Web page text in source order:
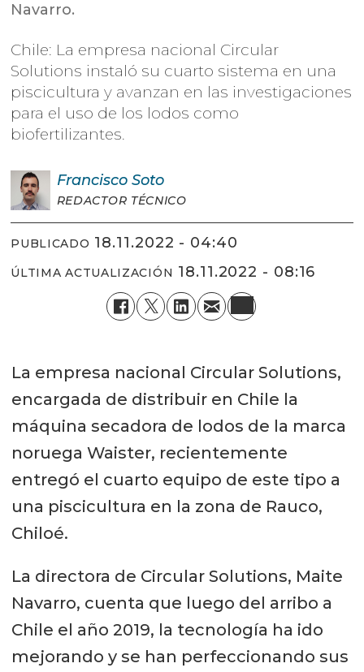
Navarro.
Chile: La empresa nacional Circular
Solutions instaló su cuarto sistema en una
piscicultura y avanzan en las investigaciones
para el uso de los lodos como
biofertilizantes.
Francisco Soto
REDACTOR TÉCNICO
PUBLICADO 18.11.2022 - 04:40
ÚLTIMA ACTUALIZACIÓN 18.11.2022 - 08:16
La empresa nacional Circular Solutions,
encargada de distribuir en Chile la
máquina secadora de lodos de la marca
noruega Waister, recientemente
entregó el cuarto equipo de este tipo a
una piscicultura en la zona de Rauco,
Chiloé.
La directora de Circular Solutions, Maite
Navarro, cuenta que luego del arribo a
Chile el año 2019, la tecnología ha ido
mejorando y se han perfeccionando sus